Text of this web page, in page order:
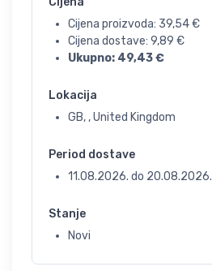
Cijena proizvoda: 39,54€
Cijena dostave: 9,89 €
Ukupno: 49,43€
Lokacija
GB, , United Kingdom
Period dostave
11.08.2026. do 20.08.2026.
Stanje
Novi